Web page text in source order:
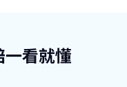
一看就懂